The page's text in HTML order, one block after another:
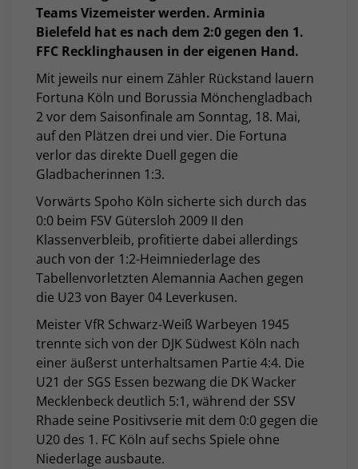
Teams Vizemeister werden. Arminia
Bielefeld hat es nach dem 2:0 gegen den 1.
FFC Recklinghausen in der eigenen Hand.
Mit jeweils nur einem Zähler Rückstand lauern
Fortuna Köln und Borussia Mönchengladbach
2 vor dem Saisonfinale am Sonntag, 18. Mai,
auf den Plätzen drei und vier. Die Fortuna
verlor das direkte Duell gegen die
Gladbacherinnen 1:3.
Vorwärts Spoho Köln sicherte sich durch das
0:0 beim FSV Gütersloh 2009 II den
Klassenverbleib, profitierte dabei allerdings
auch von der 1:2-Heimniederlage des
Tabellenvorletzten Alemannia Aachen gegen
die U23 von Bayer 04 Leverkusen.
Meister VfR Schwarz-Weiß Warbeyen 1945
trennte sich von der DJK Südwest Köln nach
einer äußerst unterhaltsamen Partie 4:4. Die
U21 der SGS Essen bezwang die DK Wacker
Mecklenbeck deutlich 5:1, während der SSV
Rhade seine Positivserie mit dem 0:0 gegen die
U20 des 1. FC Köln auf sechs Spiele ohne
Niederlage ausbaute.